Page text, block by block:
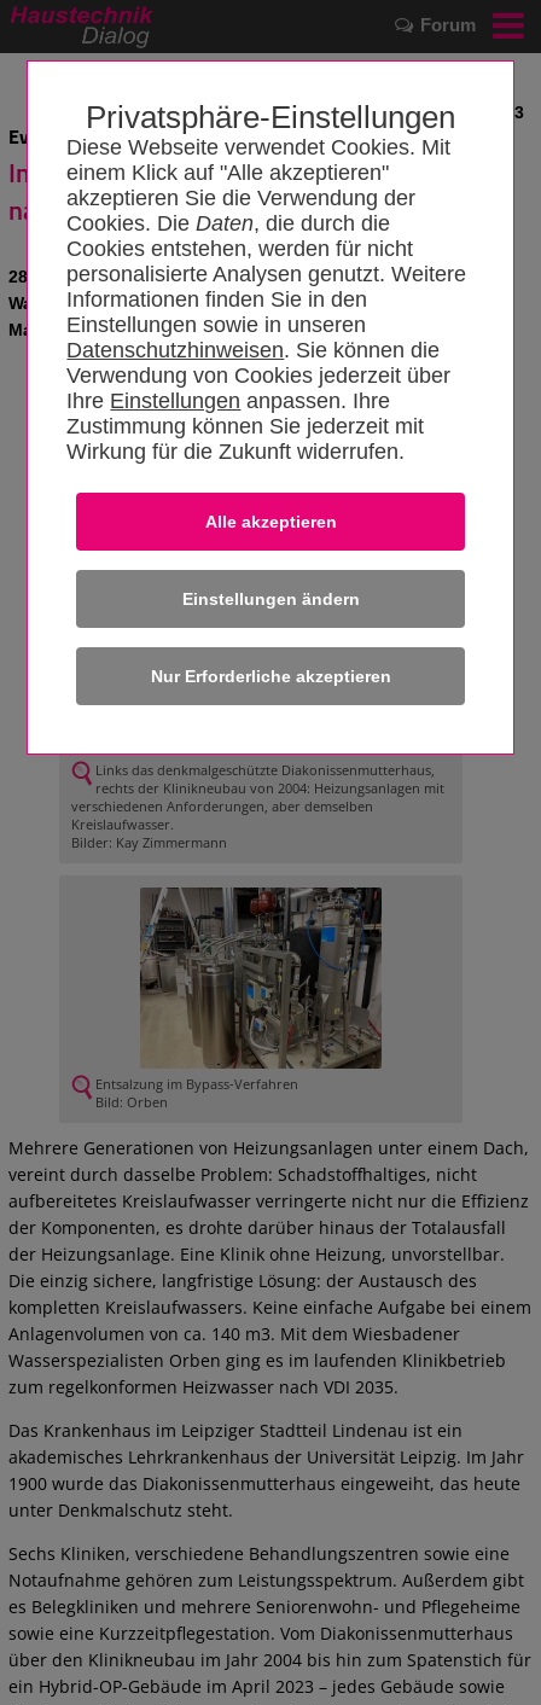
Privatsphäre-Einstellungen
Diese Webseite verwendet Cookies. Mit
einem Klick auf "Alle akzeptieren"
akzeptieren Sie die Verwendung der
Cookies. DieDaten, die durch die
Cookies entstehen, werden für nicht
personalisierte Analysen genutzt. Weitere
Informationen finden Sie in den
Einstellungen sowie in unseren
Datenschutzhinweisen. Sie können die
Verwendung von Cookies jederzeit über
Ihre Einstellungen anpassen. Ihre
Zustimmung können Sie jederzeit mit
Wirkung für die Zukunft widerrufen.
Einstellungen ändern
Forum
News vom 18.09.2023
Evangelisches Diakonissenkrankenhaus Leipzig:
Im Bypass-Verfahren zum Heizungswasser
nach VDI 2035
285 Kilometer Heizungsleitungen, gefüllt mit 140.000 Liter
Wasser im Bypass-Verfahren aufbereiten; eine
Mammutaufgabe, der sich das Klinikum stellen musste.
Links das denkmalgeschützte Diakonissenmutterhaus,
rechts der Klinikneubau von 2004: Heizungsanlagen mit
Links das denkmalgeschützte Diakonissenmutterhaus,
rechts der Klinikneubau von 2004: Heizungsanlagen mit
verschiedenen Anforderungen, aber demselben
Kreislaufwasser.
Bilder: Kay Zimmermann
Entsalzung im Bypass-Verfahren
Bild: Orben
Mehrere Generationen von Heizungsanlagen unter einem Dach,
vereint durch dasselbe Problem: Schadstoffhaltiges, nicht
aufbereitetes Kreislaufwasser verringerte nicht nur die Effizienz
der Komponenten, es drohte darüber hinaus der Totalausfall
der Heizungsanlage. Eine Klinik ohne Heizung, unvorstellbar.
Die einzig sichere, langfristige Lösung: der Austausch des
kompletten Kreislaufwassers. Keine einfache Aufgabe bei einem
Anlagenvolumen von ca. 140 m3. Mit dem Wiesbadener
Wasserspezialisten Orben ging es im laufenden Klinikbetrieb
zum regelkonformen Heizwasser nach VDI 2035.
Das Krankenhaus im Leipziger Stadtteil Lindenau ist ein
akademisches Lehrkrankenhaus der Universität Leipzig. Im Jahr
1900 wurde das Diakonissenmutterhaus eingeweiht, das heute
unter Denkmalschutz steht.
Sechs Kliniken, verschiedene Behandlungszentren sowie eine
Notaufnahme gehören zum Leistungsspektrum. Außerdem gibt
es Belegkliniken und mehrere Seniorenwohn- und Pflegeheime
sowie eine Kurzzeitpflegestation. Vom Diakonissenmutterhaus
über den Klinikneubau im Jahr 2004 bis hin zum Spatenstich für
ein Hybrid-OP-Gebäude im April 2023 – jedes Gebäude sowie